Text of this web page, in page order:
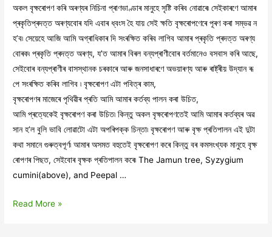
অকল বৃক্ষৰোপণ কৰি অৰণ্যৰ নিচিনা প্ৰাণভাণ্ডাৰ মানুহে সৃষ্টি কৰিব নোৱাৰে৷ সেইকাৰণে আমাৰ
প্ৰকৃতিপ্ৰদত্ত অৰণ্যবোৰ যদি এবাৰ ধ্বংস হৈ যায় সেই ক্ষতি বৃক্ষৰোপণেৰে পূৰণ কৰা সম্ভৱ ন
হ’ব৷ সেয়েহে আজি আমি অগ্ৰাধিকাৰ দি সংৰক্ষিত কৰিব লাগিব আমাৰ প্ৰকৃতি প্ৰদত্ত অৰণ্য
বোৰক৷ প্ৰকৃতি প্ৰদত্ত অৰণ্য, য’ত আমাৰ বিৰল বন্যপ্ৰাণীবোৰ বৰ্তমানেও বসবাস কৰি আছে,
সেইবোৰ বন্যপ্ৰাণীৰ বাসস্থানক চৰকাৰে আৰু জনসাধাৰণে অভয়াৰণ্য আৰু ৰাষ্ট্ৰীয় উদ্যান ৰূ
পে সংৰক্ষিত কৰিব লাগিব ৷ বৃক্ষৰোপণ এটা পবিত্ৰ কাম,
বৃক্ষৰোপণৰ মাজেৰে পৃথিৱীৰ প্ৰতি আমি আমাৰ কৰ্তব্য পালন কৰা উচিত,
আমি প্ৰত্যেকেই বৃক্ষৰোপণ কৰা উচিত৷ কিন্তু অকল বৃক্ষৰোপণতেই আমি আমাৰ কৰ্তব্যৰ অৱ
সান হ’ল বুলি ভাবি লোৱাটো এটা অপৰিপক্ক চিন্তা৷ বৃক্ষৰোপণ আৰু বৃক্ষ প্ৰতিপালন এই দুটা
কথা সমানে গুৰুত্বপূৰ্ণ৷ আমাৰ অসমত বহুতেই বৃক্ষৰোপণ কৰে কিন্তু বৰ কমসংখ্যক মানুহে বৃক্ষ
ৰোপণৰ পিছত, সেইবোৰ বৃক্ষক প্ৰতিপালন কৰে৷ The Jamun tree, Syzygium
cumini(above), and Peepal …
প্ৰকৃতিপ্ৰদত্ত
Read More »